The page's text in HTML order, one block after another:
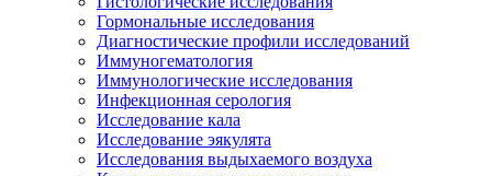
Гормональные исследования
Диагностические профили исследований
Иммуногематология
Иммунологические исследования
Инфекционная серология
Исследование кала
Исследование эякулята
Исследования выдыхаемого воздуха